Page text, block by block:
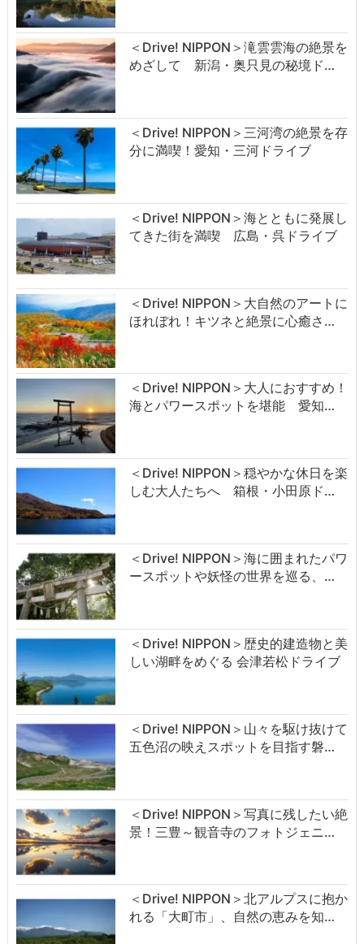
＜Drive! NIPPON＞滝雲雲海の絶景を
めざして 新潟・奥只見の秘境ド…
＜Drive! NIPPON＞三河湾の絶景を存
分に満喫！愛知・三河ドライブ
＜Drive! NIPPON＞海とともに発展し
てきた街を満喫 広島・呉ドライブ
＜Drive! NIPPON＞大自然のアートに
ほれぼれ！キツネと絶景に心癒さ…
＜Drive! NIPPON＞大人におすすめ！
海とパワースポットを堪能 愛知…
＜Drive! NIPPON＞穏やかな休日を楽
しむ大人たちへ 箱根・小田原ド…
＜Drive! NIPPON＞海に囲まれたパワ
ースポットや妖怪の世界を巡る、…
＜Drive! NIPPON＞歴史的建造物と美
しい湖畔をめぐる 会津若松ドライブ
＜Drive! NIPPON＞山々を駆け抜けて
五色沼の映えスポットを目指す磐…
＜Drive! NIPPON＞写真に残したい絶
景！三豊～観音寺のフォトジェニ…
＜Drive! NIPPON＞北アルプスに抱か
れる「大町市」、自然の恵みを知…